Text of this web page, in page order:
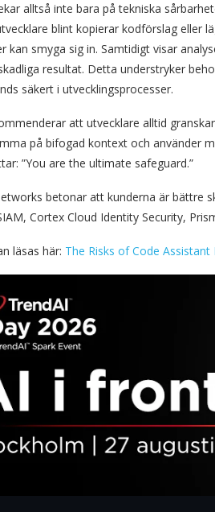
alltså inte bara på tekniska
blint kopierar kodförslag eller
kan smyga sig in. Samtidigt visar
resultat. Detta understryker
säkert i utvecklingsprocesser.
att utvecklare alltid
på bifogad kontext och använder
”You are the ultimate safeguard.”
betonar att kunderna är bättre
Cortex Cloud Identity Security,
läsas här: The Risks of Code